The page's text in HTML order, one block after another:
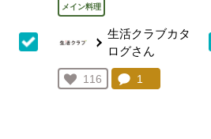
メイン料理
生活クラブカタ
ログさん
お気に入り登録：
116
人が登録
コメント：
1